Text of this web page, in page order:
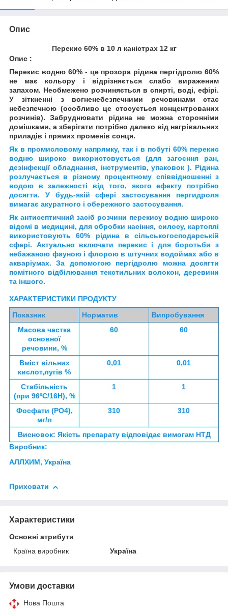
Опис
Перекис 60% в 10 л каністрах 12 кг
Опис :
Перекис водню 60% - це прозора рідина пергідролю 60%
не має кольору і відрізняється слабо вираженим
запахом. Необмежено розчиняється в спирті, воді, ефірі.
У зіткненні з вогненебезпечними речовинами стає
небезпечною (особливо це стосується концентрованих
розчинів). Забруднювати рідина не можна сторонніми
домішками, а зберігати потрібно далеко від нагрівальних
приладів і прямих променів сонця.
Як в промисловому напрямку, так і в побуті 60% перекис
водню широко використовується (для загоєння ран,
дезінфекції обладнання, інструментів, упаковок ). Рідина
розлучається в різному процентному співвідношенні з
водою в залежності від того, якого ефекту потрібно
досягти. У будь-якій сфері застосування пергидроля
вимагає акуратного і обережного застосування.
Як антисептичний засіб розчини перекису водню широко
відомі в медицині, для обробки насіння, силосу, картоплі
використовують 60% рідина в сільськогосподарській
сфері. Актуально включати перекис і для боротьби з
небажаною фауною і флорою в штучних водоймах або в
акваріумах. За допомогою пергідролю можна досягти
помітного відбілювання текстильних волокон, деревини
та іншого.
ХАРАКТЕРИСТИКИ ПРОДУКТУ
Показник
Норматив
Випробування
Масова частка
основної
речовини, %
60 60
Вміст вільних
кислот,лугів %
0,01 0,01
Стабільність
(при 96ºC/16Н), %
1 1
Фосфати (PO4),
мг/л
310 310
Висновок: Якість препарату відповідає вимогам НТД
Виробник:
АЛЛХИМ, Україна
Приховати
Характеристики
Основні атрибути
Країна виробник
Україна
Умови доставки
Нова Пошта